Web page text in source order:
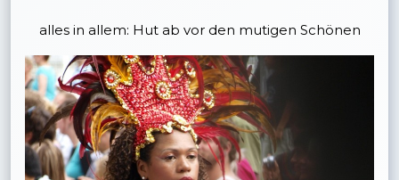
alles in allem: Hut ab vor den mutigen Schönen